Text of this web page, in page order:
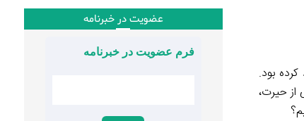
بود.
حیرت،
عضویت در خبرنامه
فرم عضویت در خبرنامه